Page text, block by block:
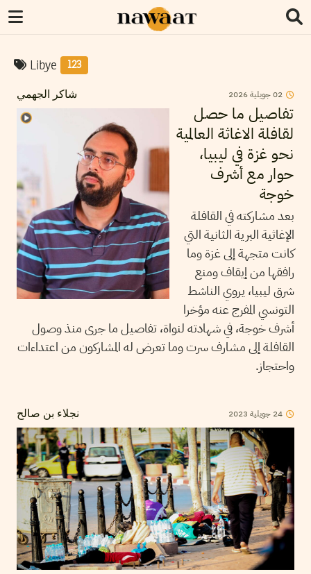
Libye 123
شاكر الجهمي 02جويلية2026
تفاصيل ما حصل
لقافلة الاغاثة العالمية
نحو غزة في ليبيا،
حوار مع أشرف
خوجة
بعد مشاركته في القافلة
الإغاثية البرية الثانية التي
كانت متجهة إلى غزة وما
رافقها من إيقاف ومنع
شرق ليبيا، يروي الناشط
التونسي المفرج عنه مؤخرا
أشرف خوجة، في شهادته لنواة، تفاصيل ما جرى منذ وصول
القافلة إلى مشارف سرت وما تعرض له المشاركون من اعتداءات
واحتجاز.
نجلاء بن صالح 24 جويلية 2023